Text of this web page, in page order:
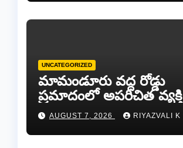
UNCATEGORIZED
​మామండూరు వద్ద రోడ్డు
ప్రమాదంలో అపరిచిత వ్యక్తి
మృతి…సమాచారం తెలిస్తే
రేణిగుంట పోలీసులను
సంప్రదించండి.
AUGUST 7, 2026 RIYAZVALI K